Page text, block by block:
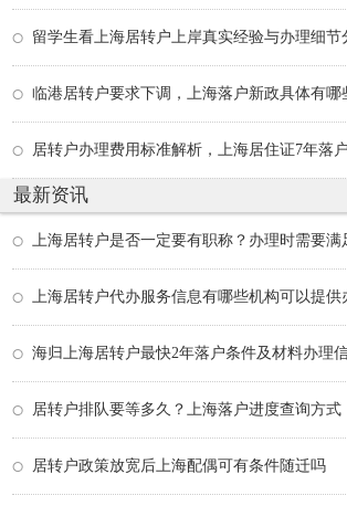
留学生看上海居转户上岸真实经验与办理细节
临港居转户要求下调，上海落户新政具体有哪
居转户办理费用标准解析，上海居住证7年落
最新资讯
上海居转户是否一定要有职称？办理时需要
上海居转户代办服务信息有哪些机构可以提供
海归上海居转户最快2年落户条件及材料办理
居转户排队要等多久？上海落户进度查询方式
居转户政策放宽后上海配偶可有条件随迁吗